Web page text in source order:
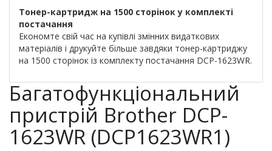
Тонер-картридж на 1500 сторінок у комплекті
постачання
Економте свій час на купівлі змінних видаткових
матеріалів і друкуйте більше завдяки тонер-картриджу
на 1500 сторінок із комплекту постачання DCP-1623WR.
Багатофункціональний
пристрій Brother DCP-
1623WR (DCP1623WR1)